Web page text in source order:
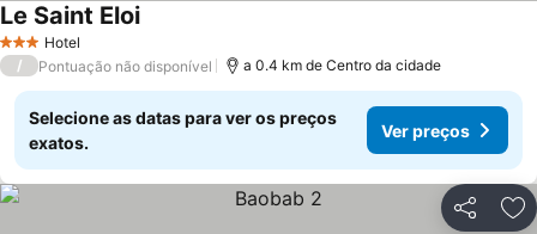
3 EstrelasHotel
Le Saint EloiVer preços
/ Pontuação não disponível a 0.4 km de Centro da cidade
Selecione as datas para ver os preços
exatos.
Ver preços
Partilhar